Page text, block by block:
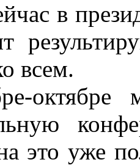
в
всем.
это уже